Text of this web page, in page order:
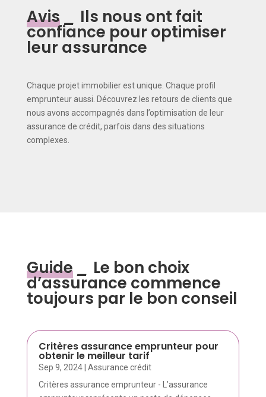
Avis _ Ils nous ont fait
confiance pour optimiser
leur assurance
Chaque projet immobilier est unique. Chaque profil
emprunteur aussi. Découvrez les retours de clients que
nous avons accompagnés dans l’optimisation de leur
assurance de crédit, parfois dans des situations
complexes.
Guide _ Le bon choix
d’assurance commence
toujours par le bon conseil
Critères assurance emprunteur pour
obtenir le meilleur tarif
Sep 9, 2024| Assurance crédit
Critères assurance emprunteur - L’assurance